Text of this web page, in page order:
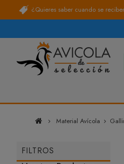
¿Quieres saber cuando se
Material Avícola
FILTROS